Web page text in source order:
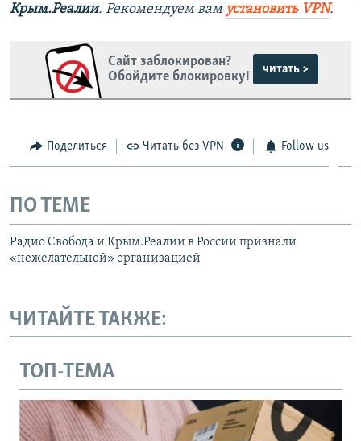
Крым.Реалии. Рекомендуем вам установить VPN.
Сайт заблокирован?
Обойдите блокировку!
читать >
Поделиться Читать без VPN Follow us
ПО ТЕМЕ
Радио Свобода и Крым.Реалии в России признали
«нежелательной» организацией
ЧИТАЙТЕ ТАКЖЕ:
ТОП-ТЕМА